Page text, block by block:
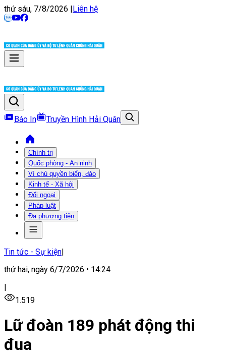
thứ sáu, 7/8/2026 |Liên hệ
Báo In Truyền Hình Hải Quân
Chính trị
Quốc phòng - An ninh
Vì chủ quyền biển, đảo
Kinh tế - Xã hội
Đối ngoại
Pháp luật
Đa phương tiện
Tin tức - Sự kiện|
thứ hai, ngày 6/7/2026 • 14:24
|
1.519
Lữ đoàn 189 phát động thi
đua